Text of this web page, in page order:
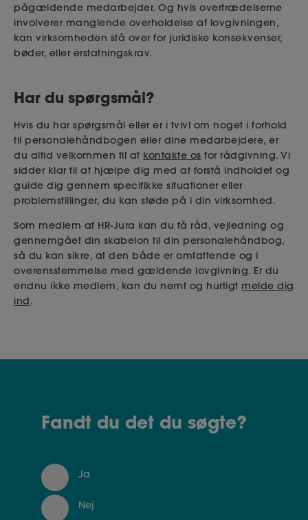
pågældende medarbejder. Og hvis overtrædelserne
involverer manglende overholdelse af lovgivningen,
kan virksomheden stå over for juridiske konsekvenser,
bøder, eller erstatningskrav.
Har du spørgsmål?
Hvis du har spørgsmål eller er i tvivl om noget i forhold
til personalehåndbogen eller dine medarbejdere, er
du altid velkommen til at kontakte os for rådgivning. Vi
sidder klar til at hjælpe dig med at forstå indholdet og
guide dig gennem specifikke situationer eller
problemstillinger, du kan støde på i din virksomhed.
Som medlem af HR-Jura kan du få råd, vejledning og
gennemgået din skabelon til din personalehåndbog,
så du kan sikre, at den både er omfattende og i
overensstemmelse med gældende lovgivning. Er du
endnu ikke medlem, kan du nemt og hurtigt melde dig
ind.
Fandt du det du søgte?
Ja
Nej